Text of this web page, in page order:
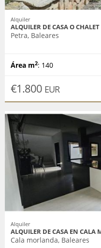
Alquiler
ALQUILER DE CASA O
Petra, Baleares
Área m2: 140
€1.800 EUR
Alquiler
ALQUILER DE CASA EN CALA
Cala morlanda, Baleares